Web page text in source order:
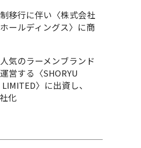
移行に伴い〈株式会社
ールディングス〉に商
気のラーメンブランド
営する〈SHORYU
〉に出資し、
化